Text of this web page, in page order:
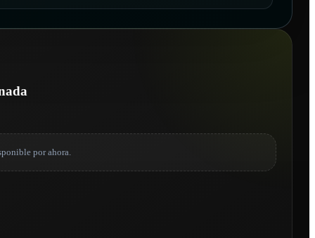
por ahora.